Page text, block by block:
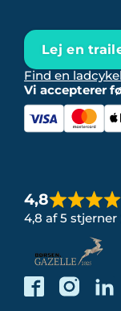
Lej en
Find en
Vi accepterer
4,8
4,8 af 5